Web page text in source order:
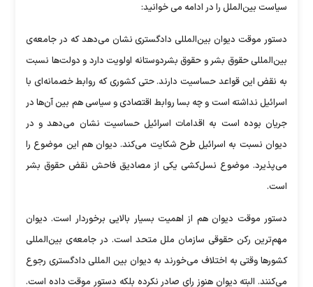
سیاست بین‌الملل را در ادامه می خوانید:
دستور موقت دیوان بین‌المللی دادگستری نشان می‌دهد که در جامعه‌ی
بین‌المللی حقوق بشر و حقوق بشردوستانه اولویت دارد و دولت‌ها نسبت
به نقض این قواعد حساسیت دارند. حتی کشوری که روابط خصمانه‌ای با
اسرائیل نداشته است و چه بسا روابط اقتصادی و سیاسی هم بین آن‌ها در
جریان بوده است به اقدامات اسرائیل حساسیت نشان می‌دهد و در
دیوان نسبت به اسرائیل طرح شکایت می‌کند. دیوان هم این موضوع را
می‌پذیرد. موضوع نسل‌کشی یکی از مصادیق فاحش نقض حقوق بشر
است.
دستور موقت دیوان هم از اهمیت بسیار بالایی برخوردار است. دیوان
مهم‌ترین رکن حقوقی سازمان ملل متحد است. در جامعه‌ی بین‌المللی
کشور‌ها وقتی به اختلاف می‌خورند به دیوان بین المللی دادگستری رجوع
می‌کنند. البته دیوان هنوز رای صادر نکرده بلکه دستور موقت داده است.